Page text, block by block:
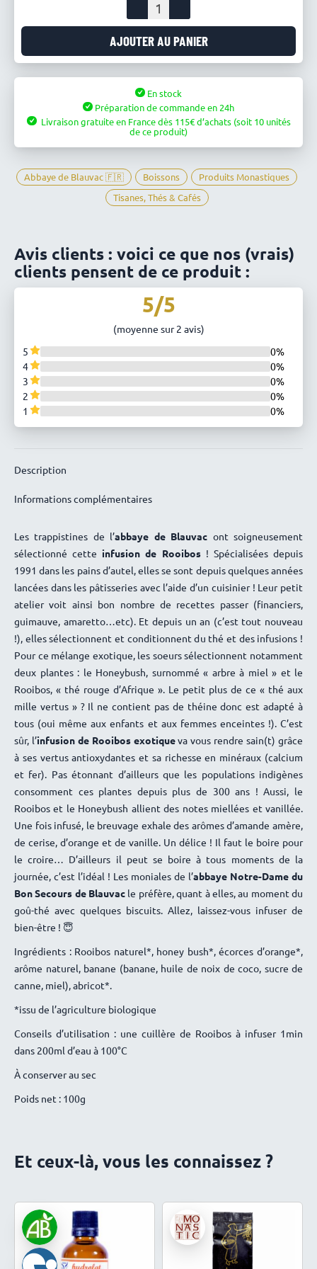
quantité
de
Infusion
de
Rooibos
exotique
-
Abbaye
de
Blauvac
AJOUTER AU PANIER
En stock
Préparation de commande en 24h
Livraison gratuite en Francedès 115d’achats (soit 10 unités
de ce produit)
Abbaye de Blauvac 🇫🇷 Boissons
Produits Monastiques
Tisanes, Thés & Cafés
Avis clients : voici ce que nos (vrais)
clients pensent de ce produit :
5/5
(moyenne sur 2 avis)
5
0%
4
0%
3
0%
2
0%
1
0%
Description
Informations complémentaires
Les trappistines de l’abbaye de Blauvac ont soigneusement
sélectionné cette infusion de Rooibos! Spécialisées depuis
1991 dans les pains d’autel, elles se sont depuis quelques années
lancées dans les pâtisseries avec l’aide d’un cuisinier ! Leur petit
atelier voit ainsi bon nombre de recettes passer (financiers,
guimauve, amaretto…etc). Et depuis un an (c’est tout nouveau
!), elles sélectionnent et conditionnent du thé et des infusions !
Pour ce mélange exotique, les soeurs sélectionnent notamment
deux plantes : le Honeybush, surnommé « arbre à miel » et le
Rooibos, « thé rouge d’Afrique ». Le petit plus de ce « thé aux
mille vertus » ? Il ne contient pas de théine donc est adapté à
tous (oui même aux enfants et aux femmes enceintes !). C’est
sûr, l’infusion de Rooibos exotiqueva vous rendre sain(t) grâce
à ses vertus antioxydantes et sa richesse en minéraux (calcium
et fer). Pas étonnant d’ailleurs que les populations indigènes
consomment ces plantes depuis plus de 300 ans ! Aussi, le
Rooibos et le Honeybush allient des notes miellées et vanillée.
Une fois infusé, le breuvage exhale des arômes d’amande amère,
de cerise, d’orange et de vanille. Un délice ! Il faut le boire pour
le croire… D’ailleurs il peut se boire à tous moments de la
journée, c’est l’idéal ! Les moniales de l’abbaye Notre-Dame du
Bon Secours de Blauvac le préfère, quant à elles, au moment du
goû-thé avec quelques biscuits. Allez, laissez-vous infuser de
bien-être ! 😇
Ingrédients : Rooibos naturel*, honey bush*, écorces d’orange*,
arôme naturel, banane (banane, huile de noix de coco, sucre de
canne, miel), abricot*.
*issu de l’agriculture biologique
Conseils d’utilisation : une cuillère de Rooibos à infuser 1min
dans 200ml d’eau à 100°C
À conserver au sec
Poids net : 100g
Et ceux-là, vous les connaissez ?